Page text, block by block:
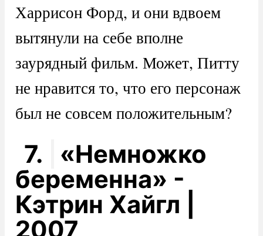
Харрисон Форд, и они вдвоем
вытянули на себе вполне
заурядный фильм. Может, Питту
не нравится то, что его персонаж
был не совсем положительным?
7.
«Немножко
беременна» -
Кэтрин Хайгл |
2007